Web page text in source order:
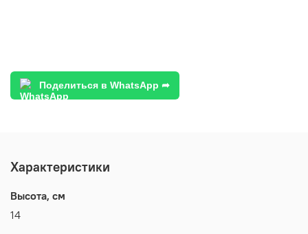
Поделиться в WhatsApp ➦
Характеристики
Высота, см
14